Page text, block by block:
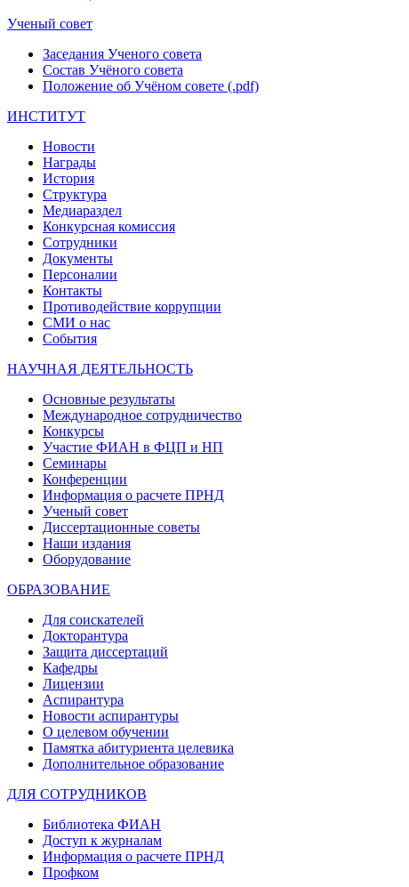
Ученый совет
Заседания Ученого совета
Состав Учёного совета
Положение об Учёном совете (.pdf)
ИНСТИТУТ
Новости
Награды
История
Структура
Медиараздел
Конкурсная комиссия
Сотрудники
Документы
Персоналии
Контакты
Противодействие коррупции
СМИ о нас
События
НАУЧНАЯ ДЕЯТЕЛЬНОСТЬ
Основные результаты
Международное сотрудничество
Конкурсы
Участие ФИАН в ФЦП и НП
Семинары
Конференции
Информация о расчете ПРНД
Ученый совет
Диссертационные советы
Наши издания
Оборудование
ОБРАЗОВАНИЕ
Для соискателей
Докторантура
Защита диссертаций
Кафедры
Лицензии
Аспирантура
Новости аспирантуры
О целевом обучении
Памятка абитуриента целевика
Дополнительное образование
ДЛЯ СОТРУДНИКОВ
Библиотека ФИАН
Доступ к журналам
Информация о расчете ПРНД
Профком